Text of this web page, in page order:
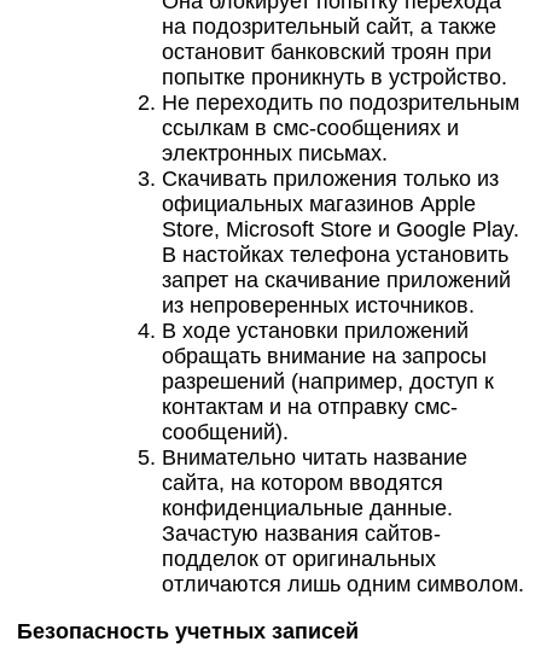
на подозрительный сайт, а также
остановит банковский троян при
попытке проникнуть в устройство.
Не переходить по подозрительным
ссылкам в смс-сообщениях и
электронных письмах.
Скачивать приложения только из
официальных магазинов Apple
Store, Microsoft Store и Google Play.
В настойках телефона установить
запрет на скачивание приложений
из непроверенных источников.
В ходе установки приложений
обращать внимание на запросы
разрешений (например, доступ к
контактам и на отправку смс-
сообщений).
Внимательно читать название
сайта, на котором вводятся
конфиденциальные данные.
Зачастую названия сайтов-
подделок от оригинальных
отличаются лишь одним символом.
Безопасность учетных записей